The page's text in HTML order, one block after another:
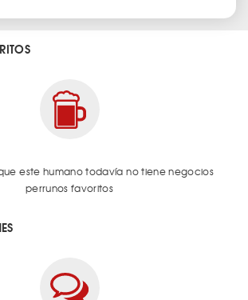
este humano todavía no tiene negocios
perrunos favoritos